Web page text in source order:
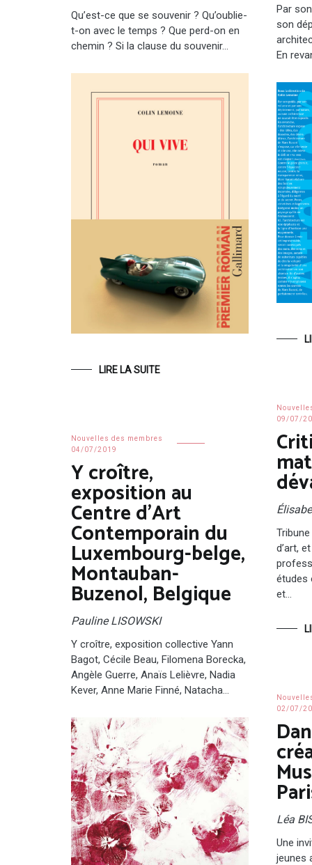
Par
son
En
Qu’est-ce que se souvenir ? Qu’oublie-
t-on avec le temps ? Que perd-on en
chemin ? Si la clause du souvenir…
LIRE LA SUITE
09/07/
d’art,
études
et…
Nouvelles des membres
04/07/2019
Y croître,
exposition au
Centre d’Art
Contemporain du
Luxembourg-belge,
Montauban-
Buzenol, Belgique
Pauline LISOWSKI
Y croître, exposition collective Yann
Bagot, Cécile Beau, Filomena Borecka,
Angèle Guerre, Anaïs Lelièvre, Nadia
Kever, Anne Marie Finné, Natacha…
02/07/
Léa
Une
jeunes